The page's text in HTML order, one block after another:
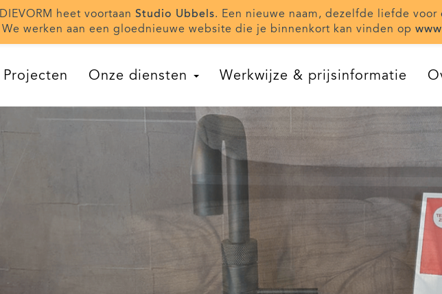
Projecten Onze diensten Werkwijze & prijsinformatie
DIEVORM heet voortaan Studio Ubbels. Een nieuwe naam, dezelfde liefde voor
We werken aan een gloednieuwe website die je binnenkort kan vinden op